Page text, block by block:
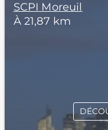
SCPI Moreuil
À 21,87 km